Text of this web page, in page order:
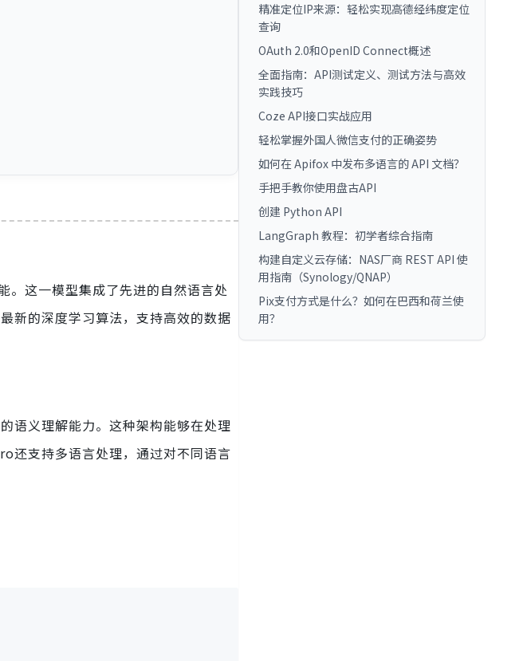
这一模型集成了先进的自然语言处
新的深度学习算法，支持高效的数据
义理解能力。这种架构能够在处理
还支持多语言处理，通过对不同语言
精准定位IP来源：轻松实现高德经纬度定位
查询
OAuth 2.0和OpenID Connect概述
全面指南：API测试定义、测试方法与高效
实践技巧
Coze API接口实战应用
轻松掌握外国人微信支付的正确姿势
如何在 Apifox 中发布多语言的 API 文档？
手把手教你使用盘古API
创建 Python API
LangGraph 教程：初学者综合指南
构建自定义云存储：NAS厂商 REST API 使
用指南（Synology/QNAP）
Pix支付方式是什么？如何在巴西和荷兰使
用？